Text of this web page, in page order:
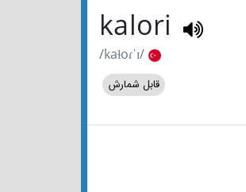
kalori
/kaɫoɾˈɪ/
قابل شمارش